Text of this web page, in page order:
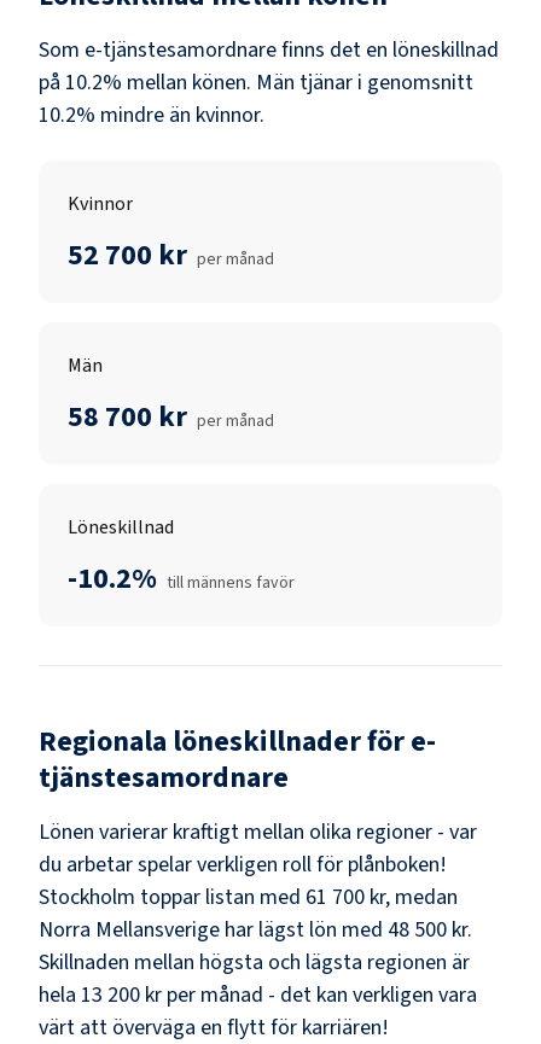
Som e-tjänstesamordnarefinns det en löneskillnad
på 10.2% mellan könen. Män tjänar i genomsnitt
10.2% mindre än kvinnor.
Kvinnor
52 700 kr per månad
Män
58 700 kr per månad
Löneskillnad
-10.2% till männens favör
Regionala löneskillnader före-
tjänstesamordnare
Lönen varierar kraftigt mellan olika regioner - var
du arbetar spelar verkligen roll för plånboken!
Stockholm toppar listan med 61 700 kr, medan
Norra Mellansverige har lägst lön med 48 500 kr.
Skillnaden mellan högsta och lägsta regionen är
hela 13 200 kr per månad - det kan verkligen vara
värt att överväga en flytt för karriären!